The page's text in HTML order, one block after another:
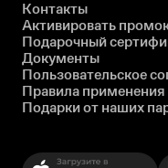
Контакты
Активировать
Подарочный
Документы
Пользовательское
Правила применения
Подарки от наших